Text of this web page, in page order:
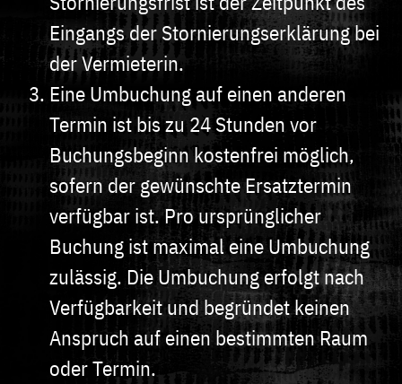
Eingangs der Stornierungserklärung bei
der Vermieterin.
Eine Umbuchung auf einen anderen
Termin ist bis zu 24 Stunden vor
Buchungsbeginn kostenfrei möglich,
sofern der gewünschte Ersatztermin
verfügbar ist. Pro ursprünglicher
Buchung ist maximal eine Umbuchung
zulässig. Die Umbuchung erfolgt nach
Verfügbarkeit und begründet keinen
Anspruch auf einen bestimmten Raum
oder Termin.